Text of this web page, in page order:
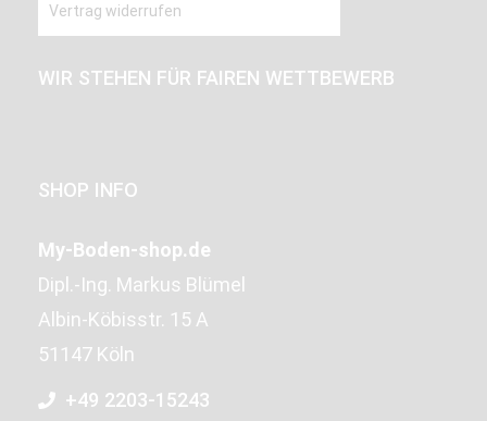
Vertrag widerrufen
WIR STEHEN FÜR FAIREN WETTBEWERB
SHOP INFO
My-Boden-shop.de
Dipl.-Ing. Markus Blümel
Albin-Köbisstr. 15 A
51147 Köln
+49 2203-15243